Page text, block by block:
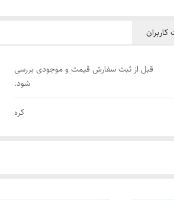
کاربران
قبل از ثبت سفارش قیمت و موجودی بررسی
شود.
کره